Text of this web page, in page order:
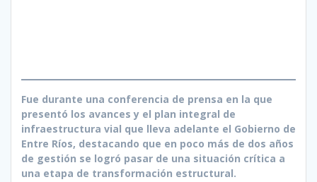
Fue durante una conferencia de prensa en la que
presentó los avances y el plan integral de
infraestructura vial que lleva adelante el Gobierno de
Entre Ríos, destacando que en poco más de dos años
de gestión se logró pasar de una situación crítica a
una etapa de transformación estructural.